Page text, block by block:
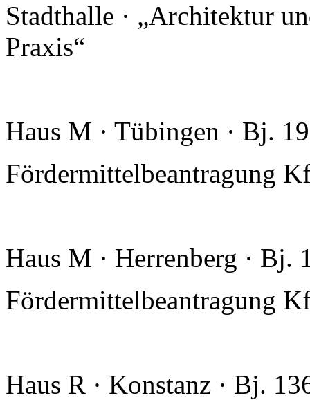
Stadthalle · „Architektur
Praxis“
Haus M · Tübingen · Bj.
Fördermittelbeantragung
Haus M · Herrenberg · Bj.
Fördermittelbeantragung
Haus R · Konstanz · Bj.